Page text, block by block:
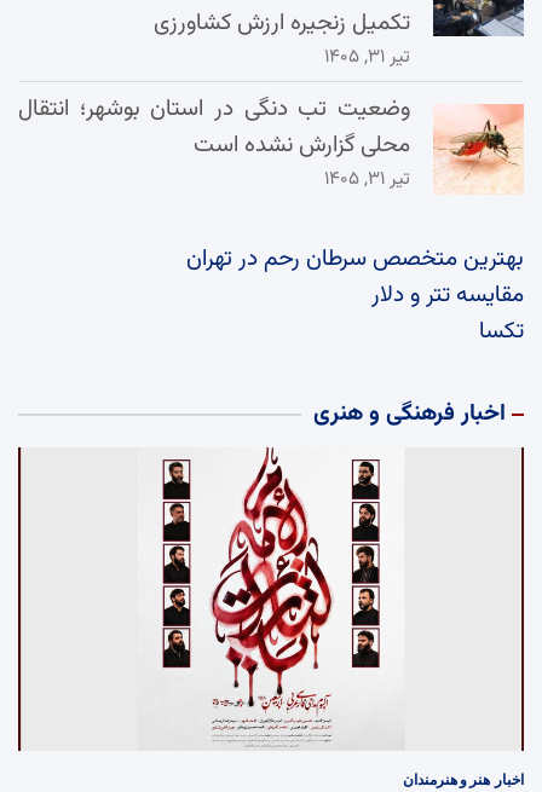
تکمیل زنجیره ارزش کشاورزی
تیر ۳۱, ۱۴۰۵
وضعیت تب دنگی در استان بوشهر؛ انتقال
محلی گزارش نشده است
تیر ۳۱, ۱۴۰۵
بهترین متخصص سرطان رحم در تهران
مقایسه تتر و دلار
تکسا
اخبار فرهنگی و هنری
اخبار هنر و هنرمندان